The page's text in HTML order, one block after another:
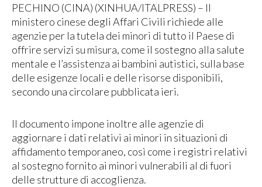
PECHINO (CINA) (XINHUA/ITALPRESS) – Il
ministero cinese degli Affari Civili richiede alle
agenzie per la tutela dei minori di tutto il Paese di
offrire servizi su misura, come il sostegno alla salute
mentale e l’assistenza ai bambini autistici, sulla base
delle esigenze locali e delle risorse disponibili,
secondo una circolare pubblicata ieri.
Il documento impone inoltre alle agenzie di
aggiornare i dati relativi ai minori in situazioni di
affidamento temporaneo, così come i registri relativi
al sostegno fornito ai minori vulnerabili al di fuori
delle strutture di accoglienza.